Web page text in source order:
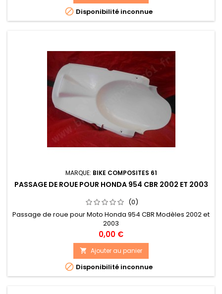
 Disponibilité inconnue
MARQUE: BIKE COMPOSITES 61
PASSAGE DE ROUE POUR HONDA 954 CBR 2002 ET 2003
(0)
Passage de roue pour Moto Honda 954 CBR Modèles 2002 et
2003
Prix
0,00 €
 Ajouter au panier
 Disponibilité inconnue